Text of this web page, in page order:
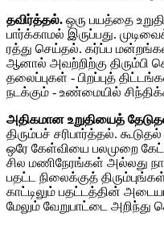
தவிர்த்தல். ஒரு பயத்தை
பார்க்காமல் இருப்பது.
ரத்து செய்தல். கர்ப்ப
ஆனால் அவற்றிற்கு திரும்பி
தலைப்புகள் - பிறப்புத்
நடக்கும் - உண்மையில்
அதிகமான உறுதியைத்
திரும்பச் சரிபார்த்தல்.
ஒரே கேள்வியை பலமுறை
சில மணிநேரங்கள் அல்லது
பதட்ட நிலைக்குத்
காட்டிலும் பதட்டத்தின்
மேலும் வேறுபாட்டை அறிந்து